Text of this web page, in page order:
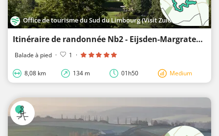
Office de tourisme du Sud du Limbourg (Visit Zuid-Limburg)
Itinéraire de randonnée Nb2 - Eijsden-Margraten
Balade à pied · 1 ·
8,08 km 134 m 01h50 Medium